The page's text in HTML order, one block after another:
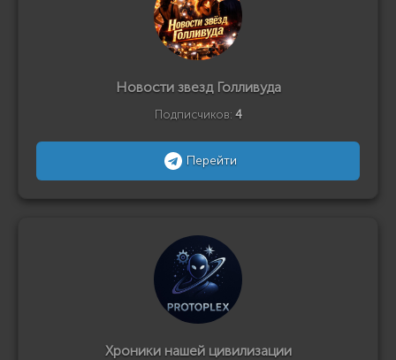
Новости звезд Голливуда
Подписчиков: 4
Перейти
Хроники нашей цивилизации